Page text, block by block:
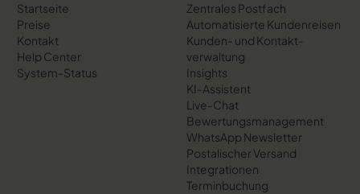
Startseite
Preise
Kontakt
Help Center
System-Status
Zentrales Postfach
Automatisierte Kundenreisen
Kunden- und Kontakt­
verwaltung
Insights
KI-Assistent
Live-Chat
Bewertungs­management
WhatsApp Newsletter
Postalischer Versand
Integrationen
Terminbuchung